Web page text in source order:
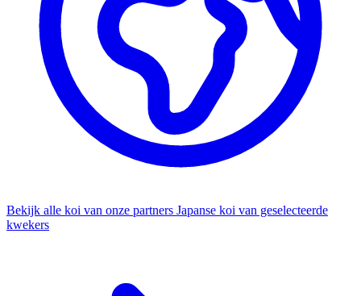
Bekijk alle koi van onze partners Japanse koi van geselecteerde
kwekers